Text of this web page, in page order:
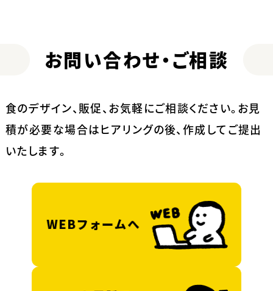
お問い合わせ・ご相談
食のデザイン、販促、お気軽にご相談ください。お見
積が必要な場合はヒアリングの後、作成してご提出
いたします。